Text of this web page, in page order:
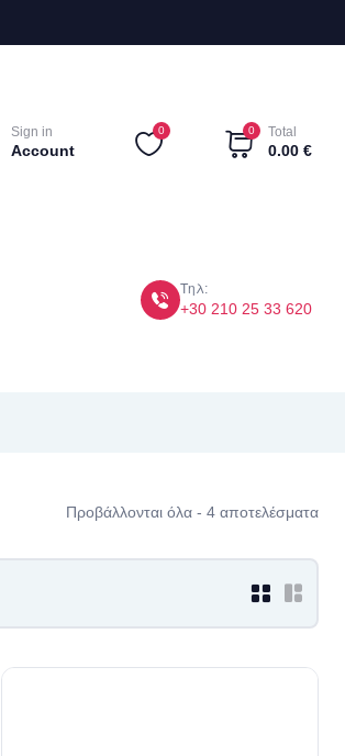
Sign in
Account
0 0 Total
0.00 €
Τηλ:
+30 210 25 33 620
Προβάλλονται όλα - 4 αποτελέσματα